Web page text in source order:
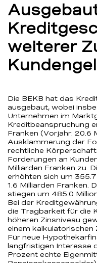
weiterer
Die BEKB hat das
ausgebaut, wobei
Unternehmen im
Kreditbeanspruchung
Franken (Vorjahr: 20.6
Ausklammerung der
rechtliche
Forderungen an
Milliarden Franken zu.
erhöhten sich um
1.6 Milliarden Franken.
stiegen um 485.0
Bei der
die Tragbarkeit für die
höheren Zinsniveau
einem kalkulatorischen
Für neue
langfristigen Interesse
Prozent echte